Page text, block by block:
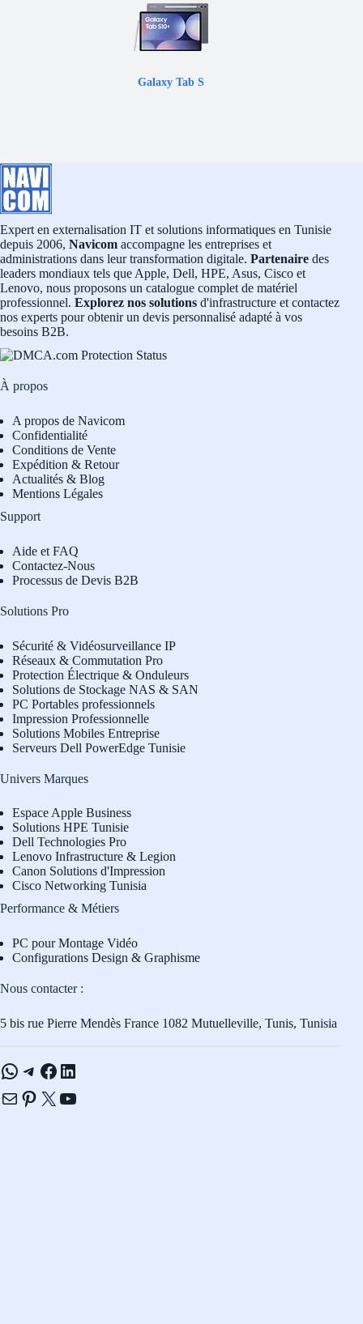
Galaxy Tab S
Expert en externalisation IT et solutions informatiques en Tunisie
depuis 2006, Navicom accompagne les entreprises et
administrations dans leur transformation digitale. Partenaire des
leaders mondiaux tels que Apple, Dell, HPE, Asus, Cisco et
Lenovo, nous proposons un catalogue complet de matériel
professionnel. Explorez nos solutions d'infrastructure et contactez
nos experts pour obtenir un devis personnalisé adapté à vos
besoins B2B.
À propos
A propos de Navicom
Confidentialité
Conditions de Vente
Expédition & Retour
Actualités & Blog
Mentions Légales
Support
Aide et FAQ
Contactez-Nous
Processus de Devis B2B
Solutions Pro
Sécurité & Vidéosurveillance IP
Réseaux & Commutation Pro
Protection Électrique & Onduleurs
Solutions de Stockage NAS & SAN
PC Portables professionnels
Impression Professionnelle
Solutions Mobiles Entreprise
Serveurs Dell PowerEdge Tunisie
Univers Marques
Espace Apple Business
Solutions HPE Tunisie
Dell Technologies Pro
Lenovo Infrastructure & Legion
Canon Solutions d'Impression
Cisco Networking Tunisia
Performance & Métiers
PC pour Montage Vidéo
Configurations Design & Graphisme
Nous contacter :
5 bis rue Pierre Mendès France 1082 Mutuelleville, Tunis, Tunisia
WhatsApp
Telegram
Facebook
LinkedIn
E-mailPinterest
X YouTube